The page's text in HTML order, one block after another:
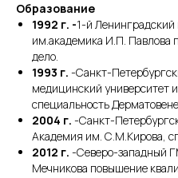
Образование
1992 г. -1-й
им.академика И.П. Павлова
дело.
1993 г. -Санкт-
медицинский университет
специальность
2004 г. -Санкт-
Академия им. С.М.Кирова,
2012 г. -Северо-западный
Мечникова повышение